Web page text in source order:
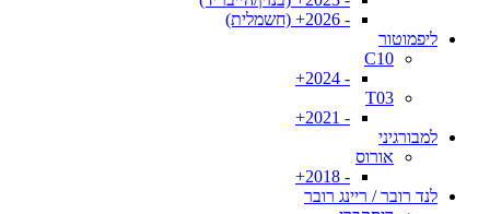
- 2026+ (חשמלית)
ליפמוטור
C10
- 2024+
T03
- 2021+
למבורגיני
אורוס
- 2018+
לנד רובר / ריינג רובר